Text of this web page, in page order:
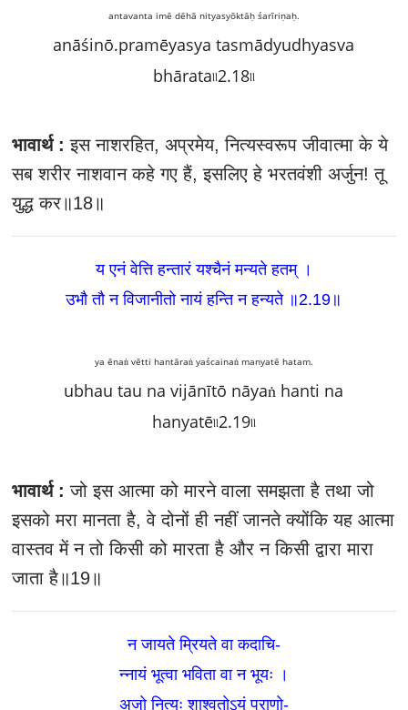
antavanta imē dēhā nityasyōktāḥ śarīriṇaḥ.
anāśinō.pramēyasya tasmādyudhyasva
bhārata৷৷2.18৷৷
भावार्थ :इस नाशरहित, अप्रमेय, नित्यस्वरूप जीवात्मा के ये
सब शरीर नाशवान कहे गए हैं, इसलिए हे भरतवंशी अर्जुन! तू
युद्ध कर॥18॥
य एनं वेत्ति हन्तारं यश्चैनं मन्यते हतम्‌ ।
उभौ तौ न विजानीतो नायं हन्ति न हन्यते ॥2.19 ॥
ya ēnaṅ vētti hantāraṅ yaścainaṅ manyatē hatam.
ubhau tau na vijānītō nāyaṅ hanti na
hanyatē৷৷2.19৷৷
भावार्थ :जो इस आत्मा को मारने वाला समझता है तथा जो
इसको मरा मानता है, वे दोनों ही नहीं जानते क्योंकि यह आत्मा
वास्तव में न तो किसी को मारता है और न किसी द्वारा मारा
जाता है॥19॥
न जायते म्रियते वा कदाचि-
न्नायं भूत्वा भविता वा न भूयः ।
अजो नित्यः शाश्वतोऽयं पुराणो-